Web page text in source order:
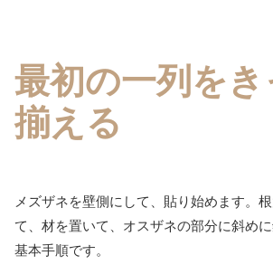
最初の一列をき
揃える
メズザネを壁側にして、貼り始めます。
て、材を置いて、オスザネの部分に斜め
基本手順です。